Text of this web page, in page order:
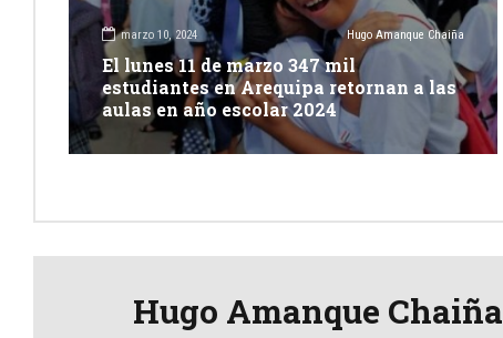
marzo 10, 2024 Hugo Amanque Chaiña
El lunes 11 de marzo 347 mil
estudiantes en Arequipa retornan a las
aulas en año escolar 2024
Hugo Amanque Chaiña